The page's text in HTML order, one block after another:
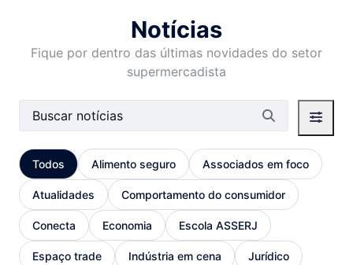
Notícias
Fique por dentro das últimas novidades do setor
supermercadista
Barra de busca
Todos Alimento seguro Associados em foco
Atualidades Comportamento do consumidor
Conecta Economia Escola ASSERJ
Espaço trade Indústria em cena Jurídico